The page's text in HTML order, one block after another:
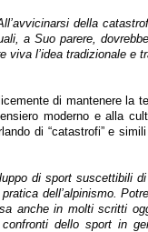
della
a Suo parere,
viva l’idea tradizionale e
di mantenere la
moderno e alla
di “catastrofi” e
di sport suscettibili
dell’alpinismo.
anche in molti scritti
dello sport in